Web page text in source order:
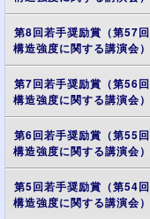
第8回若手奨励賞（第57回
構造強度に関する講演会）
第7回若手奨励賞（第56回
構造強度に関する講演会）
第6回若手奨励賞（第55回
構造強度に関する講演会）
第5回若手奨励賞（第54回
構造強度に関する講演会）